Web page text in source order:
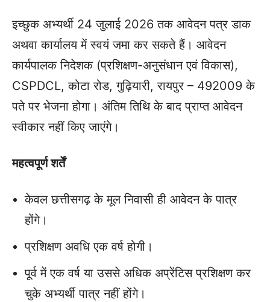
इच्छुक अभ्यर्थी 24 जुलाई 2026 तक आवेदन पत्र डाक
अथवा कार्यालय में स्वयं जमा कर सकते हैं। आवेदन
कार्यपालक निदेशक (प्रशिक्षण-अनुसंधान एवं विकास),
CSPDCL, कोटा रोड, गुढ़ियारी, रायपुर – 492009 के
पते पर भेजना होगा। अंतिम तिथि के बाद प्राप्त आवेदन
स्वीकार नहीं किए जाएंगे।
महत्वपूर्ण शर्तें
केवल छत्तीसगढ़ के मूल निवासी ही आवेदन के पात्र
होंगे।
प्रशिक्षण अवधि एक वर्ष होगी।
पूर्व में एक वर्ष या उससे अधिक अप्रेंटिस प्रशिक्षण कर
चुके अभ्यर्थी पात्र नहीं होंगे।